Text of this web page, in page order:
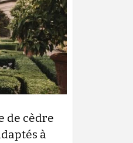
de cèdre
à